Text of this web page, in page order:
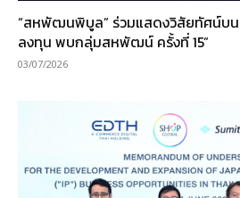
“สหพัฒนพิบูล” ร่วมแสดงวิสัยทัศน์บนเ
ลงทุน พบกลุ่มสหพัฒน์ ครั้งที่ 15”
03/07/2026